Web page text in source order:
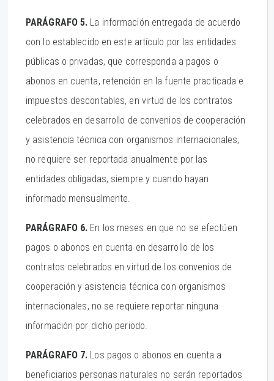
PARÁGRAFO 5. La información entregada de acuerdo
con lo establecido en este artículo por las entidades
públicas o privadas, que corresponda a pagos o
abonos en cuenta, retención en la fuente practicada e
impuestos descontables, en virtud de los contratos
celebrados en desarrollo de convenios de cooperación
y asistencia técnica con organismos internacionales,
no requiere ser reportada anualmente por las
entidades obligadas, siempre y cuando hayan
informado mensualmente.
PARÁGRAFO 6. En los meses en que no se efectúen
pagos o abonos en cuenta en desarrollo de los
contratos celebrados en virtud de los convenios de
cooperación y asistencia técnica con organismos
internacionales, no se requiere reportar ninguna
información por dicho periodo.
PARÁGRAFO 7. Los pagos o abonos en cuenta a
beneficiarios personas naturales no serán reportados